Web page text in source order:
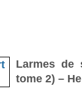
Larmes de
tome 2) –